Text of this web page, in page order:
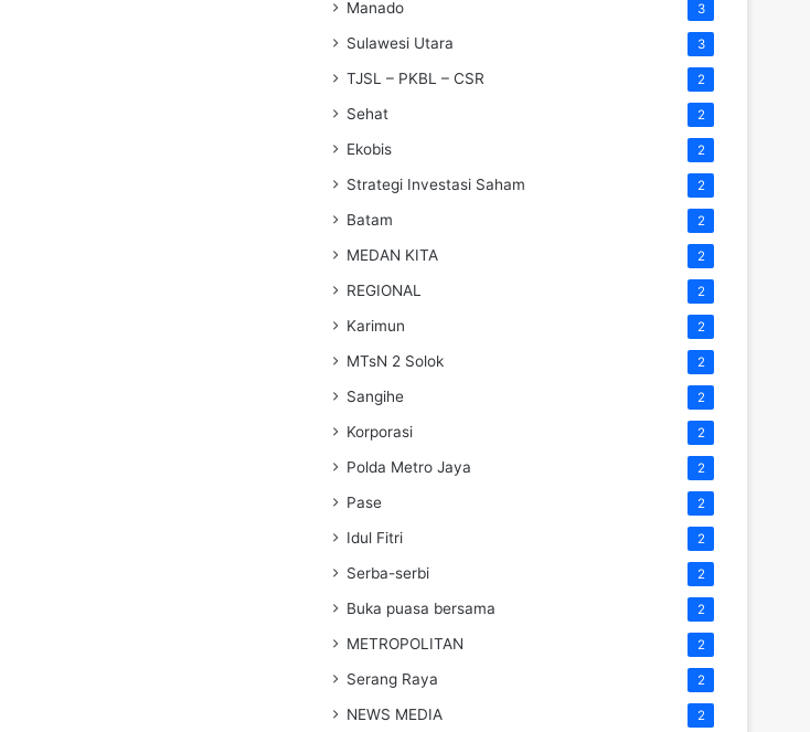
Manado 3
Sulawesi Utara 3
TJSL – PKBL – CSR 2
Sehat 2
Ekobis 2
Strategi Investasi Saham 2
Batam 2
MEDAN KITA 2
REGIONAL 2
Karimun 2
MTsN 2 Solok 2
Sangihe 2
Korporasi 2
Polda Metro Jaya 2
Pase 2
Idul Fitri 2
Serba-serbi 2
Buka puasa bersama 2
METROPOLITAN 2
Serang Raya 2
NEWS MEDIA 2